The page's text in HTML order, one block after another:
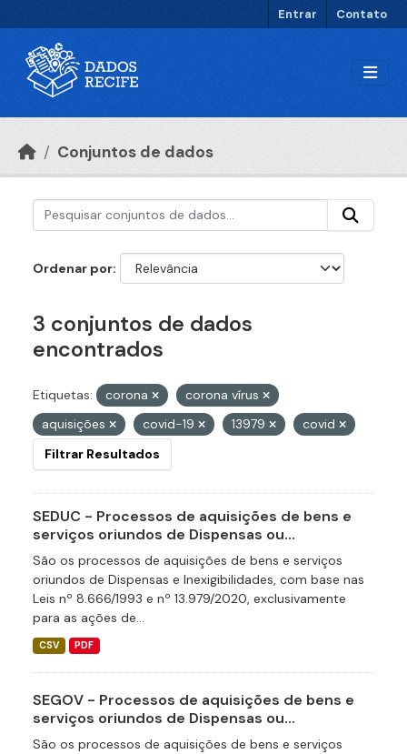
Entrar Contato
Conjuntos de dados
Ordenar por
3 conjuntos de dados
encontrados
Etiquetas: corona
corona vírus
aquisições
covid-19 13979
covid
Filtrar Resultados
SEDUC - Processos de aquisições de bens e
serviços oriundos de Dispensas ou...
São os processos de aquisições de bens e serviços
oriundos de Dispensas e Inexigibilidades, com base nas
Leis nº 8.666/1993 e nº 13.979/2020, exclusivamente
para as ações de...
CSV PDF
SEGOV - Processos de aquisições de bens e
serviços oriundos de Dispensas ou...
São os processos de aquisições de bens e serviços